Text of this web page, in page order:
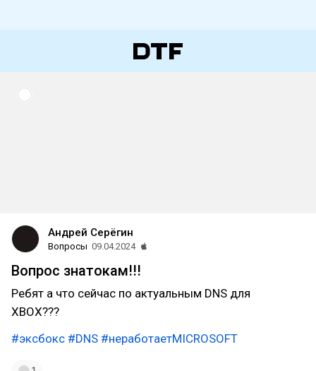
Андрей Серёгин
Вопросы 09.04.2024
Вопрос знатокам!!!
Ребят а что сейчас по актуальным DNS для
XBOX???
#эксбокс #DNS #неработаетMICROSOFT